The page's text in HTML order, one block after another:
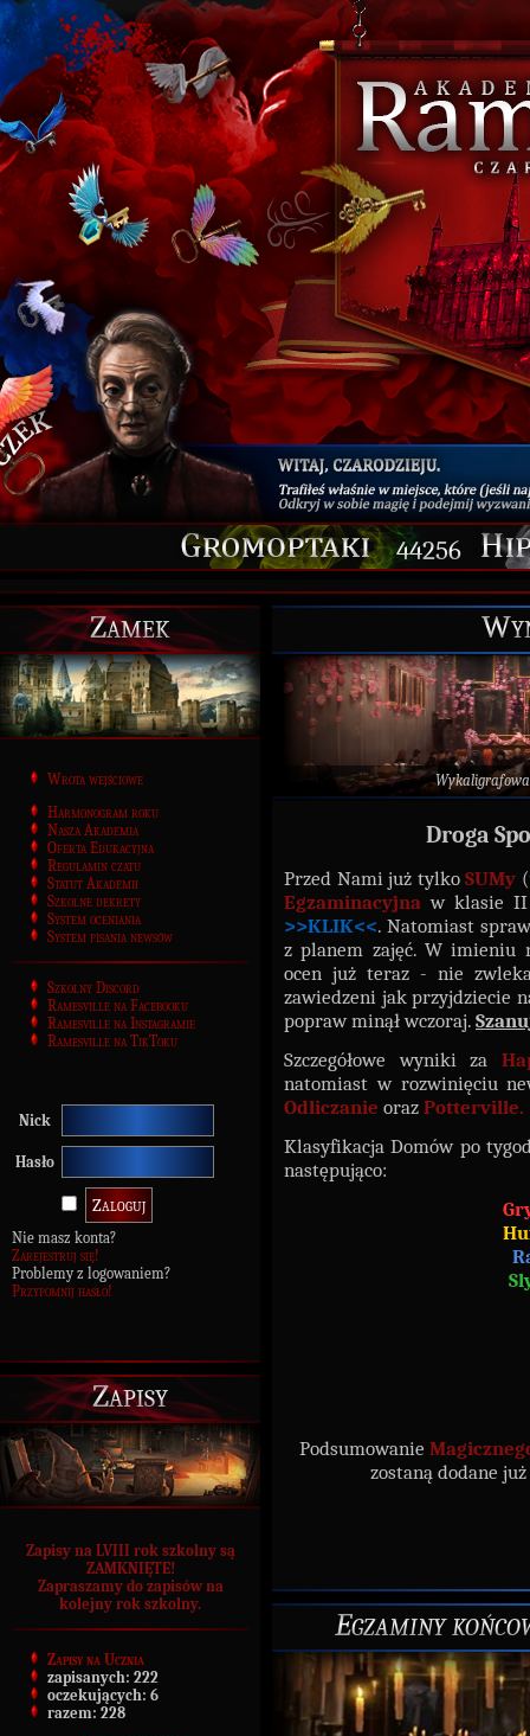
44256
Zamek
Wrota wejściowe
Harmonogram roku
Nasza Akademia
Oferta Edukacyjna
Regulamin czatu
Statut Akademii
Szkolne dekrety
System oceniania
System pisania newsów
Szkolny Discord
Ramesville na Facebooku
Ramesville na Instagramie
Ramesville na TikToku
Nick
Hasło
Nie masz konta?
Zarejestruj się!
Problemy z logowaniem?
Przypomnij hasło!
Zapisy
Zapisy na LVIII rok szkolny są
ZAMKNIĘTE!
Zapraszamy do zapisów na
kolejny rok szkolny.
Zapisy na Ucznia
zapisanych: 222
oczekujących: 6
razem: 228
Droga
Przed Nami już tylkoSUMy
Egzaminacyjna w klasie II
>>KLIK<<. Natomiast
z planem zajęć. W imieniu
ocen już teraz - nie
zawiedzeni jak przyjdziecie
popraw minął wczoraj.
Szczegółowe wyniki za
natomiast w rozwinięciu
Odliczanie oraz Potterville.
Klasyfikacja Domów po
następująco:
Podsumowanie
zostaną dodane
Egzaminy